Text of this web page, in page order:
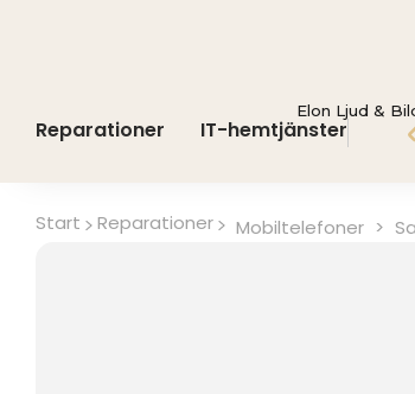
Elon Ljud &
Reparationer IT-hemtjänster
Start Reparationer Mobiltelefoner >